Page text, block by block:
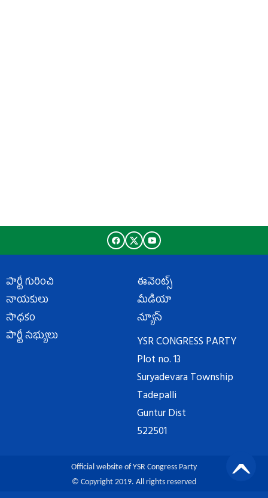
పార్టీ గురించి
నాయకులు
సాధకం
పార్టీ సభ్యులు
ఈవెంట్స్
మీడియా
న్యూస్
YSR CONGRESS PARTY
Plot no. 13
Suryadevara Township
Tadepalli
Guntur Dist
522501
Official website of YSR Congress Party
© Copyright 2019. All rights reserved